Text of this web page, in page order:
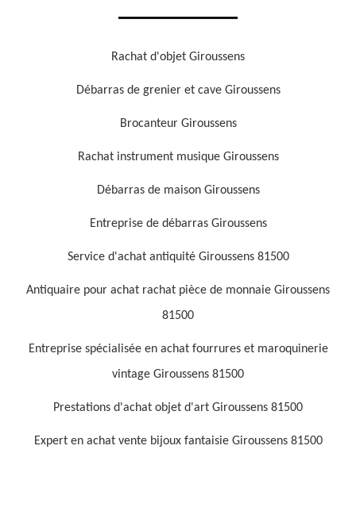
Rachat d'objet Giroussens
Débarras de grenier et cave Giroussens
Brocanteur Giroussens
Rachat instrument musique Giroussens
Débarras de maison Giroussens
Entreprise de débarras Giroussens
Service d'achat antiquité Giroussens 81500
Antiquaire pour achat rachat pièce de monnaie Giroussens
81500
Entreprise spécialisée en achat fourrures et maroquinerie
vintage Giroussens 81500
Prestations d'achat objet d'art Giroussens 81500
Expert en achat vente bijoux fantaisie Giroussens 81500